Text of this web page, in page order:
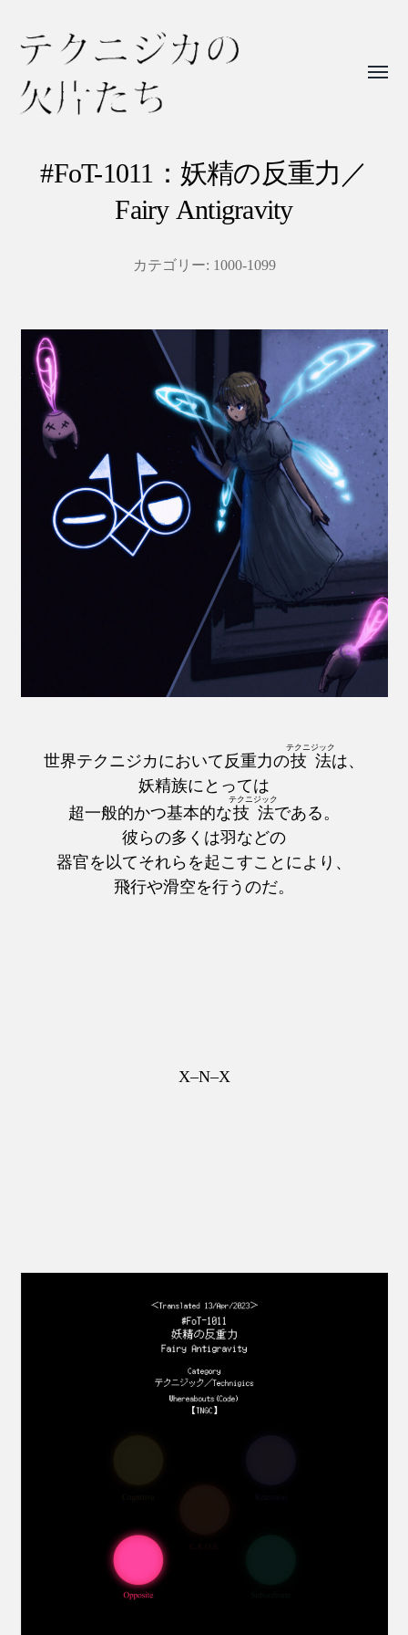
ニ
片
た
ち
#FoT-1011：妖精の反重力／
Fairy Antigravity
カテゴリー: 1000-1099
世界テクニジカにおいて反重力の技法
テクニジック
は、
妖精族にとっては
超一般的かつ基本的な技法
テクニジック
である。
彼らの多くは羽などの
器官を以てそれらを起こすことにより、
飛行や滑空を行うのだ。
X–N–X